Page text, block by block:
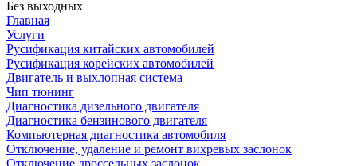
Без выходных
Главная
Услуги
Русификация китайских автомобилей
Русификация корейских автомобилей
Двигатель и выхлопная система
Чип тюнинг
Диагностика дизельного двигателя
Диагностика бензинового двигателя
Компьютерная диагностика автомобиля
Отключение, удаление и ремонт вихревых заслонок
Отключение дроссельных заслонок